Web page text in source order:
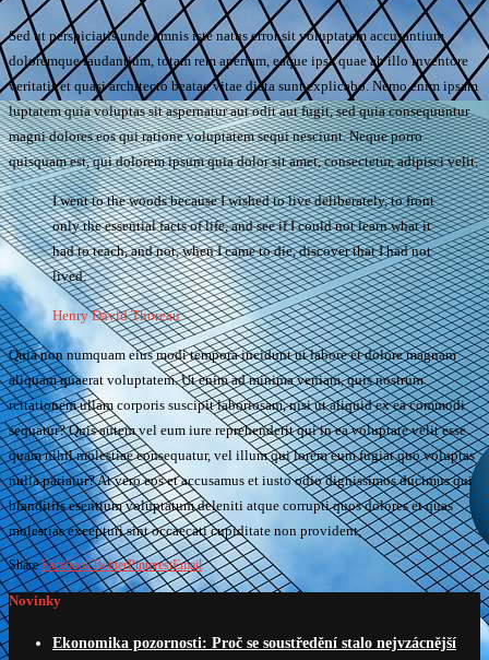
Sed ut perspiciatis unde omnis iste natus error sit voluptatem accusantium
doloremque laudantium, totam rem aperiam, eaque ipsa quae ab illo inventore
veritatis et quasi architecto beatae vitae dicta sunt explicabo. Nemo enim ipsam
luptatem quia voluptas sit aspernatur aut odit aut fugit, sed quia consequuntur
magni dolores eos qui ratione voluptatem sequi nesciunt. Neque porro
quisquam est, qui dolorem ipsum quia dolor sit amet, consectetur, adipisci velit.
I went to the woods because I wished to live deliberately, to front
only the essential facts of life, and see if I could not learn what it
had to teach, and not, when I came to die, discover that I had not
lived.
Henry David Thoreau
Quia non numquam eius modi tempora incidunt ut labore et dolore magnam
aliquam quaerat voluptatem. Ut enim ad minima veniam, quis nostrum
rcitationem ullam corporis suscipit laboriosam, nisi ut aliquid ex ea commodi
sequatur? Quis autem vel eum iure reprehenderit qui in ea voluptate velit esse
quam nihil molestiae consequatur, vel illum qui lorem eum fugiat quo voluptas
nulla pariatur? At vero eos et accusamus et iusto odio dignissimos ducimus qui
blanditiis esentium voluptatum deleniti atque corrupti quos dolores et quas
molestias excepturi sint occaecati cupiditate non provident,
Share FacebookTwitterPinterestEmail
Novinky
Ekonomika pozornosti: Proč se soustředění stalo nejvzácnější